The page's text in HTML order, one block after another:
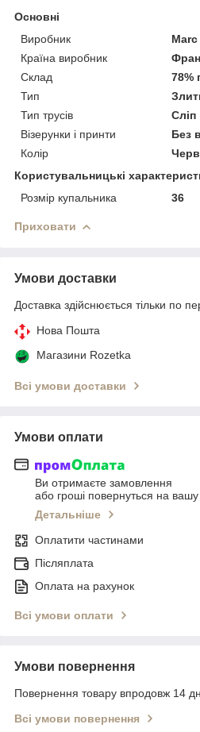
Основні
Виробник
Країна виробник
Склад
78%
Тип
Тип трусів
Сліп
Візерунки і принти
Без
Колір
Користувальницькі
Розмір купальника
36
Приховати
Умови доставки
Доставка здійснюється тільки по
Нова Пошта
Магазини Rozetka
Всі умови доставки
Умови оплати
Ви отримаєте замовлення
або гроші повернуться на вашу
Детальніше
Оплатити частинами
Післяплата
Оплата на рахунок
Всі умови оплати
Умови повернення
Повернення товару впродовж 14
Всі умови повернення